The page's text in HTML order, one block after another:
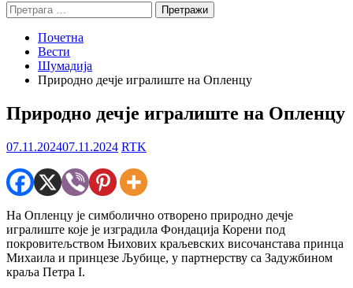
Претрага
за:
Почетна
Вести
Шумадија
Природно дечје игралиште на Опленцу
Природно дечје игралиште на Опленцу
07.11.202407.11.2024 RTK
На Опленцу је симболично отворено природно дечје
игралиште које је изградила Фондација Корени под
покровитељством Њихових краљевских височанстава принца
Михаила и принцезе Љубице, у партнерству са Задужбином
краља Петра I.